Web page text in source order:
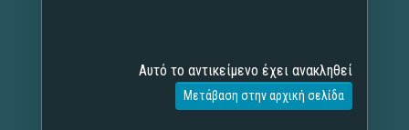
Αυτό το αντικείμενο έχει ανακληθεί
Μετάβαση στην αρχική σελίδα